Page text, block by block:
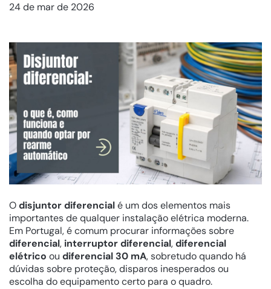
24 de mar de 2026
Odisjuntor diferencialé um dos elementos mais
importantes de qualquer instalação elétrica moderna.
Em Portugal, é comum procurar informações sobre
diferencial, interruptor diferencial,diferencial
elétrico ou diferencial 30 mA, sobretudo quando há
dúvidas sobre proteção, disparos inesperados ou
escolha do equipamento certo para o quadro.